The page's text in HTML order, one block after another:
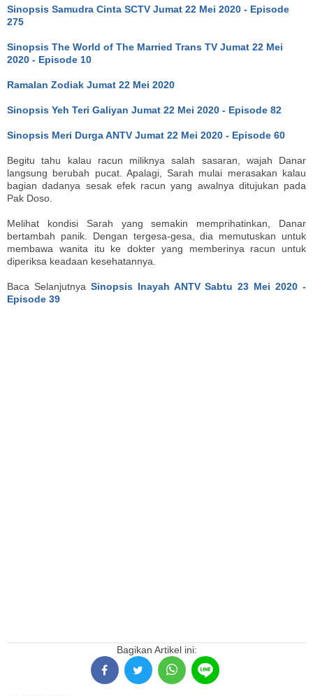
Sinopsis Samudra Cinta SCTV Jumat 22 Mei 2020 - Episode
275
Sinopsis The World of The Married Trans TV Jumat 22 Mei
2020 - Episode 10
Ramalan Zodiak Jumat 22 Mei 2020
Sinopsis Yeh Teri Galiyan Jumat 22 Mei 2020 - Episode 82
Sinopsis Meri Durga ANTV Jumat 22 Mei 2020 - Episode 60
Begitu tahu kalau racun miliknya salah sasaran, wajah Danar
langsung berubah pucat. Apalagi, Sarah mulai merasakan kalau
bagian dadanya sesak efek racun yang awalnya ditujukan pada
Pak Doso.
Melihat kondisi Sarah yang semakin memprihatinkan, Danar
bertambah panik. Dengan tergesa-gesa, dia memutuskan untuk
membawa wanita itu ke dokter yang memberinya racun untuk
diperiksa keadaan kesehatannya.
Baca Selanjutnya Sinopsis Inayah ANTV Sabtu 23 Mei 2020 -
Episode 39
Bagikan Artikel ini: